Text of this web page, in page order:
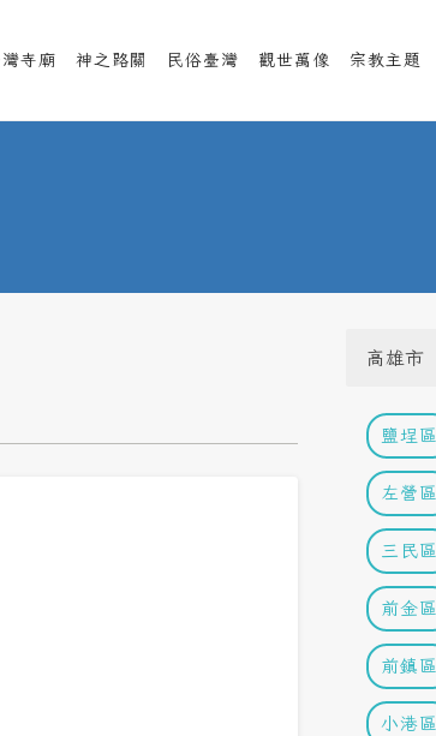
寺廟 神之路關 民俗臺灣 觀世萬像 宗教主題
高雄市
鹽埕區
左營區
三民區
前金區
前鎮區
小港區